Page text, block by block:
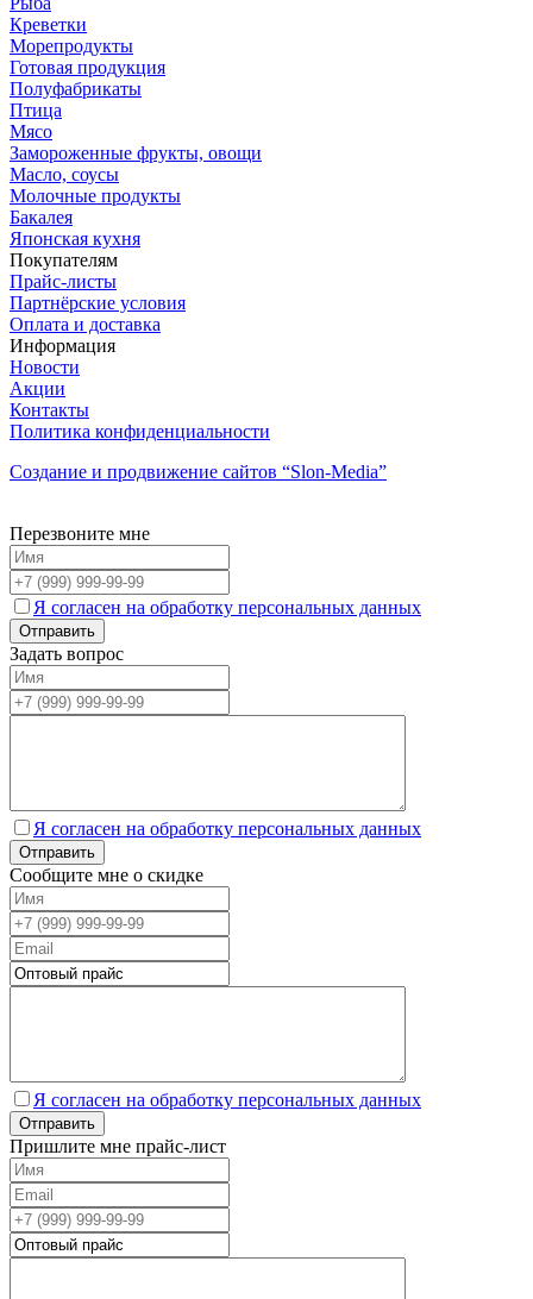
Креветки
Морепродукты
Готовая продукция
Полуфабрикаты
Птица
Мясо
Замороженные фрукты, овощи
Масло, соусы
Молочные продукты
Бакалея
Японская кухня
Покупателям
Прайс-листы
Партнёрские условия
Оплата и доставка
Информация
Новости
Акции
Контакты
Политика конфиденциальности
Создание и продвижение сайтов “Slon-Media”
Перезвоните мне
Я согласен на обработку персональных данных
Задать вопрос
Я согласен на обработку персональных данных
Сообщите мне о скидке
Я согласен на обработку персональных данных
Пришлите мне прайс-лист